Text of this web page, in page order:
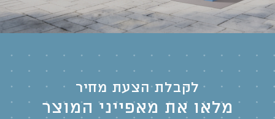
לקבלת הצעת מחיר
מלאו את מאפייני המוצר